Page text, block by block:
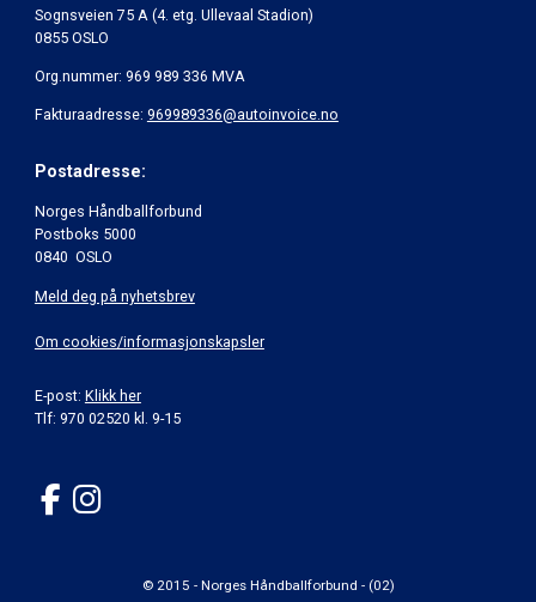
Sognsveien 75 A (4. etg. Ullevaal Stadion)
0855 OSLO
Org.nummer: 969 989 336 MVA
Fakturaadresse: 969989336@autoinvoice.no
Postadresse:
Norges Håndballforbund
Postboks 5000
0840 OSLO
Meld deg på nyhetsbrev
Om cookies/informasjonskapsler
E-post: Klikk her
Tlf: 970 02520 kl. 9-15
© 2015 - Norges Håndballforbund - (02)